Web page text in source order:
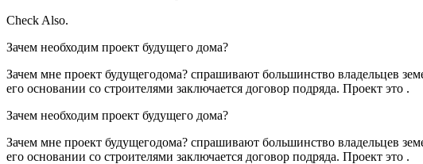
Check Also.
Зачем необходим проект будущего дома?
Зачем мне проект будущегодома? спрашивают большинство владельцев
его основании со строителями заключается договор подряда. Проект это .
Зачем необходим проект будущего дома?
Зачем мне проект будущегодома? спрашивают большинство владельцев
его основании со строителями заключается договор подряда. Проект это .